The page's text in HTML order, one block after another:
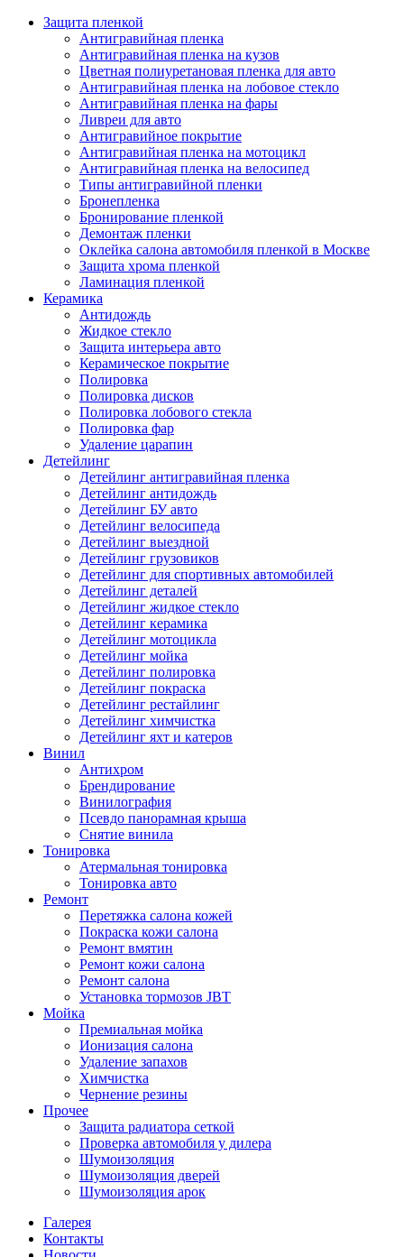
Защита пленкой
Антигравийная пленка
Антигравийная пленка на кузов
Цветная полиуретановая пленка для авто
Антигравийная пленка на лобовое стекло
Антигравийная пленка на фары
Ливреи для авто
Антигравийное покрытие
Антигравийная пленка на мотоцикл
Антигравийная пленка на велосипед
Типы антигравийной пленки
Бронепленка
Бронирование пленкой
Демонтаж пленки
Оклейка салона автомобиля пленкой в Москве
Защита хрома пленкой
Ламинация пленкой
Керамика
Антидождь
Жидкое стекло
Защита интерьера авто
Керамическое покрытие
Полировка
Полировка дисков
Полировка лобового стекла
Полировка фар
Удаление царапин
Детейлинг
Детейлинг антигравийная пленка
Детейлинг антидождь
Детейлинг БУ авто
Детейлинг велосипеда
Детейлинг выездной
Детейлинг грузовиков
Детейлинг для спортивных автомобилей
Детейлинг деталей
Детейлинг жидкое стекло
Детейлинг керамика
Детейлинг мотоцикла
Детейлинг мойка
Детейлинг полировка
Детейлинг покраска
Детейлинг рестайлинг
Детейлинг химчистка
Детейлинг яхт и катеров
Винил
Антихром
Брендирование
Винилография
Псевдо панорамная крыша
Снятие винила
Тонировка
Атермальная тонировка
Тонировка авто
Ремонт
Перетяжка салона кожей
Покраска кожи салона
Ремонт вмятин
Ремонт кожи салона
Ремонт салона
Установка тормозов JBT
Мойка
Премиальная мойка
Ионизация салона
Удаление запахов
Химчистка
Чернение резины
Прочее
Защита радиатора сеткой
Проверка автомобиля у дилера
Шумоизоляция
Шумоизоляция дверей
Шумоизоляция арок
Галерея
Контакты